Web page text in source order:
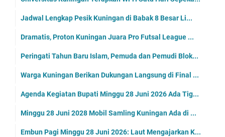
Jadwal Lengkap Pesik Kuningan di Babak 8 Besar Li...
Dramatis, Proton Kuningan Juara Pro Futsal League ...
Peringati Tahun Baru Islam, Pemuda dan Pemudi Blok...
Warga Kuningan Berikan Dukungan Langsung di Final ...
Agenda Kegiatan Bupati Minggu 28 Juni 2026 Ada Tig...
Minggu 28 Juni 2028 Mobil Samling Kuningan Ada di ...
Embun Pagi Minggu 28 Juni 2026: Laut Mengajarkan K...